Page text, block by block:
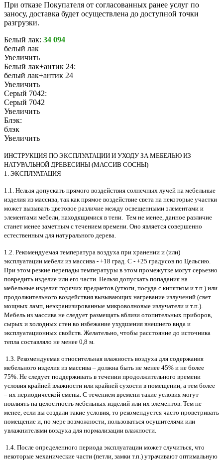
При отказе Покупателя от согласованных ранее услуг по
заносу, доставка будет осуществлена до доступной точки
разгрузки.
Белый лак: 34 094
белый лак
Увеличить
Белый лак+антик 24:
белый лак+антик 24
Увеличить
Серый 7042:
Серый 7042
Увеличить
Блэк:
блэк
Увеличить
ИНСТРУКЦИЯ ПО ЭКСПЛУАТАЦИИ И УХОДУ ЗА МЕБЕЛЬЮ ИЗ
НАТУРАЛЬНОЙ ДРЕВЕСИНЫ (МАССИВ СОСНЫ)
1. ЭКСПЛУАТАЦИЯ
1.1. Нельзя допускать прямого воздействия солнечных лучей на мебельные
изделия из массива, так как прямое воздействие света на некоторые участки
может вызывать цветовое различие между освещенными элементами и
элементами мебели, находящимися в тени. Тем не менее, данное различие
станет менее заметным с течением времени. Оно является совершенно
естественным для натурального дерева.
1.2. Рекомендуемая температура воздуха при хранении и (или)
эксплуатации мебели из массива - +18 град. С - +25 градусов по Цельсию.
При этом резкие перепады температуры в этом промежутке могут серьезно
повредить изделие или его части. Нельзя допускать попадания на
мебельные изделия горячих предметов (утюги, посуда с кипятком и т.п.) или
продолжительного воздействия вызывающих нагревание излучений (свет
мощных ламп, неэкранизированные микроволновые излучатели и т.п.).
Мебель из массива не следует размещать вблизи отопительных приборов,
сырых и холодных стен во избежание ухудшения внешнего вида и
эксплуатационных свойств. Желательно, чтобы расстояние до источника
тепла составляло не менее 0,8 м.
1.3. Рекомендуемая относительная влажность воздуха для содержания
мебельного изделия из массива – должна быть не менее 45% и не более
75%. Не следует поддерживать в течении продолжительного времени
условия крайней влажности или крайней сухости в помещении, а тем более
– их периодической смены. С течением времени такие условия могут
повлиять на целостность мебельных изделий или их элементов. Тем не
менее, если вы создали такие условия, то рекомендуется часто проветривать
помещение и, по мере возможности, пользоваться осушителями или
увлажнителями воздуха для нормализации влажности.
1.4. После определенного периода эксплуатации может случиться, что
некоторые механические части (петли, замки т.п.) утрачивают оптимальную